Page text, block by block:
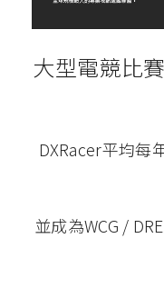
大型電競比
DXRacer平均每
並成為WCG /